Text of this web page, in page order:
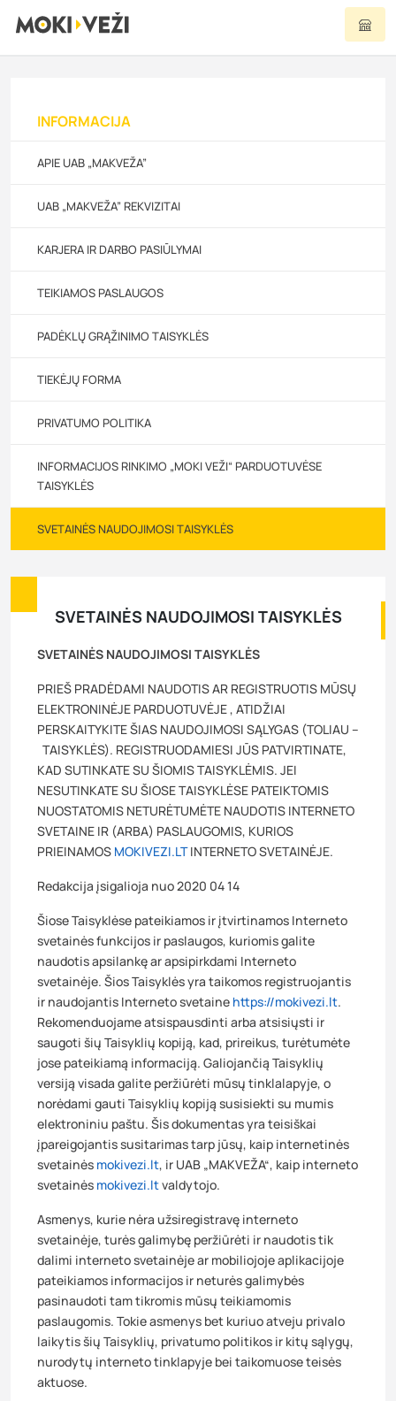
INFORMACIJA
APIE UAB „MAKVEŽA”
UAB „MAKVEŽA” REKVIZITAI
KARJERA IR DARBO PASIŪLYMAI
TEIKIAMOS PASLAUGOS
PADĖKLŲ GRĄŽINIMO TAISYKLĖS
TIEKĖJŲ FORMA
PRIVATUMO POLITIKA
INFORMACIJOS RINKIMO „MOKI VEŽI“ PARDUOTUVĖSE
TAISYKLĖS
SVETAINĖS NAUDOJIMOSI TAISYKLĖS
SVETAINĖS NAUDOJIMOSI TAISYKLĖS
SVETAINĖS NAUDOJIMOSI TAISYKLĖS
PRIEŠ PRADĖDAMI NAUDOTIS AR REGISTRUOTIS MŪSŲ
ELEKTRONINĖJE PARDUOTUVĖJE , ATIDŽIAI
PERSKAITYKITE ŠIAS NAUDOJIMOSI SĄLYGAS (TOLIAU –
TAISYKLĖS). REGISTRUODAMIESI JŪS PATVIRTINATE,
KAD SUTINKATE SU ŠIOMIS TAISYKLĖMIS. JEI
NESUTINKATE SU ŠIOSE TAISYKLĖSE PATEIKTOMIS
NUOSTATOMIS NETURĖTUMĖTE NAUDOTIS INTERNETO
SVETAINE IR (ARBA) PASLAUGOMIS, KURIOS
PRIEINAMOS MOKIVEZI.LTINTERNETO SVETAINĖJE.
Redakcija įsigalioja nuo 2020 04 14
Šiose Taisyklėse pateikiamos ir įtvirtinamos Interneto
svetainės funkcijos ir paslaugos, kuriomis galite
naudotis apsilankę ar apsipirkdami Interneto
svetainėje. Šios Taisyklės yra taikomos registruojantis
ir naudojantis Interneto svetaine https://mokivezi.lt.
Rekomenduojame atsispausdinti arba atsisiųsti ir
saugoti šių Taisyklių kopiją, kad, prireikus, turėtumėte
jose pateikiamą informaciją. Galiojančią Taisyklių
versiją visada galite peržiūrėti mūsų tinklalapyje, o
norėdami gauti Taisyklių kopiją susisiekti su mumis
elektroniniu paštu. Šis dokumentas yra teisiškai
įpareigojantis susitarimas tarp jūsų, kaip internetinės
svetainės mokivezi.lt, ir UAB „MAKVEŽA“, kaip interneto
svetainės mokivezi.ltvaldytojo.
Asmenys, kurie nėra užsiregistravę interneto
svetainėje, turės galimybę peržiūrėti ir naudotis tik
dalimi interneto svetainėje ar mobiliojoje aplikacijoje
pateikiamos informacijos ir neturės galimybės
pasinaudoti tam tikromis mūsų teikiamomis
paslaugomis. Tokie asmenys bet kuriuo atveju privalo
laikytis šių Taisyklių, privatumo politikos ir kitų sąlygų,
nurodytų interneto tinklapyje bei taikomuose teisės
aktuose.